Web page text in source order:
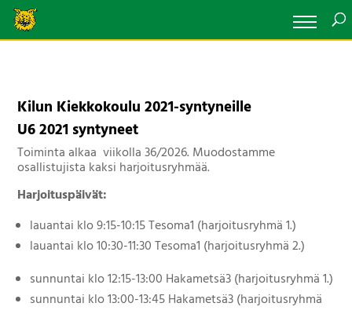
Kilun Kiekkokoulu 2021-syntyneille
U6 2021 syntyneet
Toiminta alkaa viikolla 36/2026. Muodostamme
osallistujista kaksi harjoitusryhmää.
Harjoituspäivät:
lauantai klo 9:15-10:15 Tesoma1 (harjoitusryhmä 1.)
lauantai klo 10:30-11:30 Tesoma1 (harjoitusryhmä 2.)
sunnuntai klo 12:15-13:00 Hakametsä3 (harjoitusryhmä 1.)
sunnuntai klo 13:00-13:45 Hakametsä3 (harjoitusryhmä